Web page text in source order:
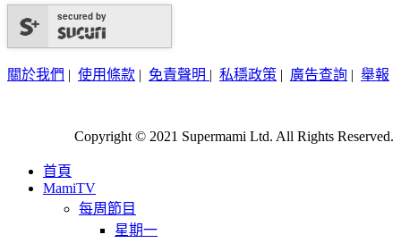
secured by
關於我們 | 使用條款 | 免責聲明 | 私穩政策 | 廣告查詢 | 舉報
Copyright © 2021 Supermami Ltd. All Rights Reserved.
首頁
MamiTV
每周節目
星期一